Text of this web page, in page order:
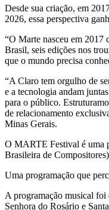
Desde sua criação, em
2026, essa perspectiva
“O Marte nasceu em 2017
Brasil, seis edições nos
que o mundo precisa
“A Claro tem orgulho de
e a tecnologia andam
para o público.
de relacionamento
Minas Gerais.
O MARTE Festival é uma
Brasileira de
Uma programação que
A programação musical foi
Senhora do Rosário e